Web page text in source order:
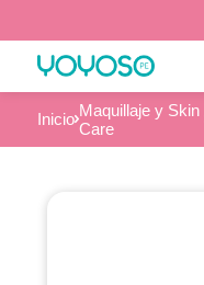
Inicio Maquillaje y Skin
Care